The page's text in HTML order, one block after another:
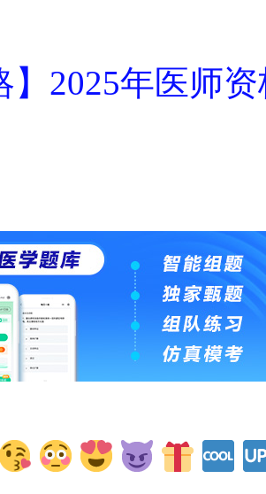
】2025年医师